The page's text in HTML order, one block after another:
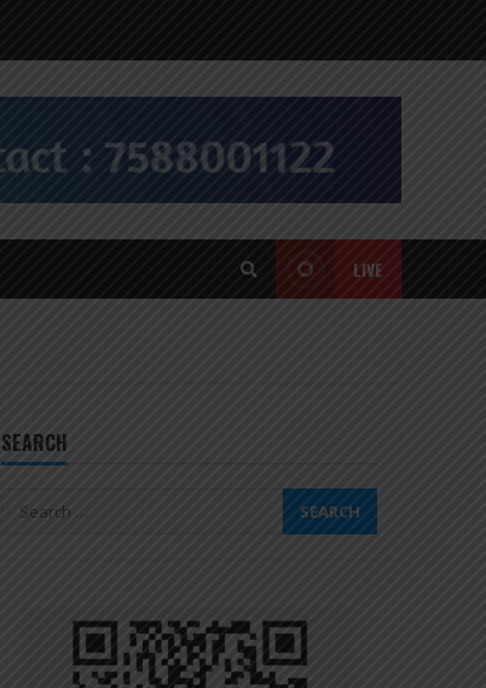
LIVE
SEARCH
Search